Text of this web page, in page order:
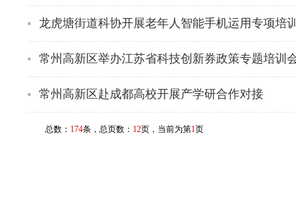
龙虎塘街道科协开展老年人智能手机运用专项培训
常州高新区举办江苏省科技创新券政策专题培训
常州高新区赴成都高校开展产学研合作对接
总数： 174条，总页数： 12页，当前为第1页